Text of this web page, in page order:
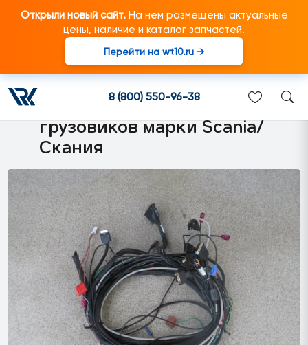
Открыли новый сайт.На нём размещены актуальные
цены, наличие и каталог запчастей.
Перейти на wt10.ru →
8 (800) 550-96-38
9051 Жгут электропроводки
автомобильного компьютера
CarCube V3 подходит для
грузовиков марки Scania/
Скания